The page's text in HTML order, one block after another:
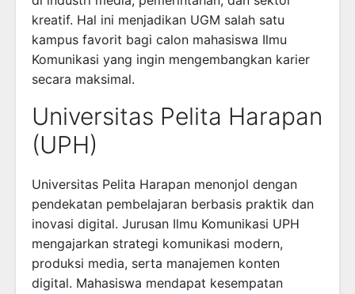
kreatif. Hal ini menjadikan UGM salah satu
kampus favorit bagi calon mahasiswa Ilmu
Komunikasi yang ingin mengembangkan karier
secara maksimal.
Universitas Pelita Harapan
(UPH)
Universitas Pelita Harapan menonjol dengan
pendekatan pembelajaran berbasis praktik dan
inovasi digital. Jurusan Ilmu Komunikasi UPH
mengajarkan strategi komunikasi modern,
produksi media, serta manajemen konten
digital. Mahasiswa mendapat kesempatan